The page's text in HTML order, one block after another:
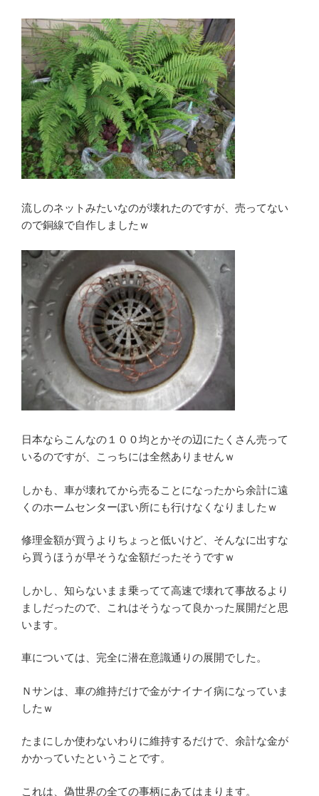
流しのネットみたいなのが壊れたのですが、売ってない
ので銅線で自作しましたｗ
日本ならこんなの１００均とかその辺にたくさん売って
いるのですが、こっちには全然ありませんｗ
しかも、車が壊れてから売ることになったから余計に遠
くのホームセンターぽい所にも行けなくなりましたｗ
修理金額が買うよりちょっと低いけど、そんなに出すな
ら買うほうが早そうな金額だったそうですｗ
しかし、知らないまま乗ってて高速で壊れて事故るより
ましだったので、これはそうなって良かった展開だと思
います。
車については、完全に潜在意識通りの展開でした。
Ｎサンは、車の維持だけで金がナイナイ病になっていま
したｗ
たまにしか使わないわりに維持するだけで、余計な金が
かかっていたということです。
これは、偽世界の全ての事柄にあてはまります。